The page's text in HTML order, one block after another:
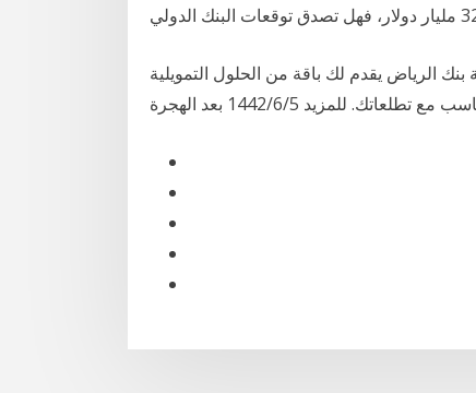
بنك الرياض يقدم لك باقة من الحلول التمويلية
للمزيد 5‏‏/6‏‏/1442 بعد الهجرة